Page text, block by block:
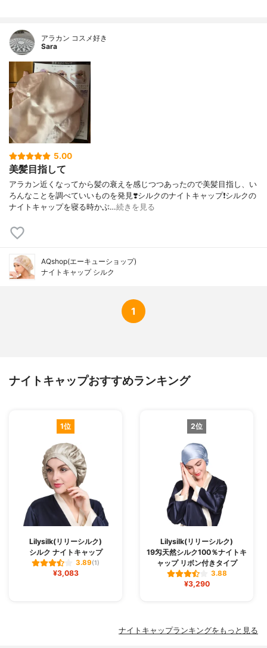
アラカン コスメ好き
Sara
5.00
美髪目指して
アラカン近くなってから髪の衰えを感じつつあったので美髪目指し、い
ろんなことを調べていいものを発見❣️シルクのナイトキャップ❗️シルクの
ナイトキャップを寝る時かぶ…続きを見る
AQshop(エーキューショップ)
ナイトキャップ シルク
1
ナイトキャップおすすめランキング
1位
Lilysilk(リリーシルク)
シルク ナイトキャップ
3.89(1)
¥3,083
2位
Lilysilk(リリーシルク)
19匁天然シルク100％ナイトキ
ャップ リボン付きタイプ
3.88
¥3,290
ナイトキャップランキングをもっと見る